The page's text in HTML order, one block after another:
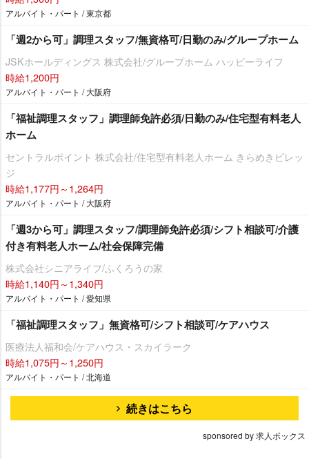
アルバイト・パート / 東京都
「週2から可」調理スタッフ/無資格可/日勤のみ/グループホーム
JSKホールディングス 株式会社/グループホーム ハッピーライフ
時給1,200円
アルバイト・パート / 大阪府
「福祉調理スタッフ」調理師免許必須/日勤のみ/住宅型有料老人
ホーム
セントラルポイント 株式会社/住宅型有料老人ホーム きらめきビレッ
ジ
時給1,177円～1,264円
アルバイト・パート / 大阪府
「週3から可」調理スタッフ/調理師免許必須/シフト相談可/介護
付き有料老人ホーム/社会保障完備
株式会社シニアライフ/ふくろうの家
時給1,140円～1,340円
アルバイト・パート / 愛知県
「福祉調理スタッフ」無資格可/シフト相談可/ケアハウス
医療法人福和会/ケアハウス・スカイラーク
時給1,075円～1,250円
アルバイト・パート / 北海道
続きはこちら
sponsored by 求人ボックス